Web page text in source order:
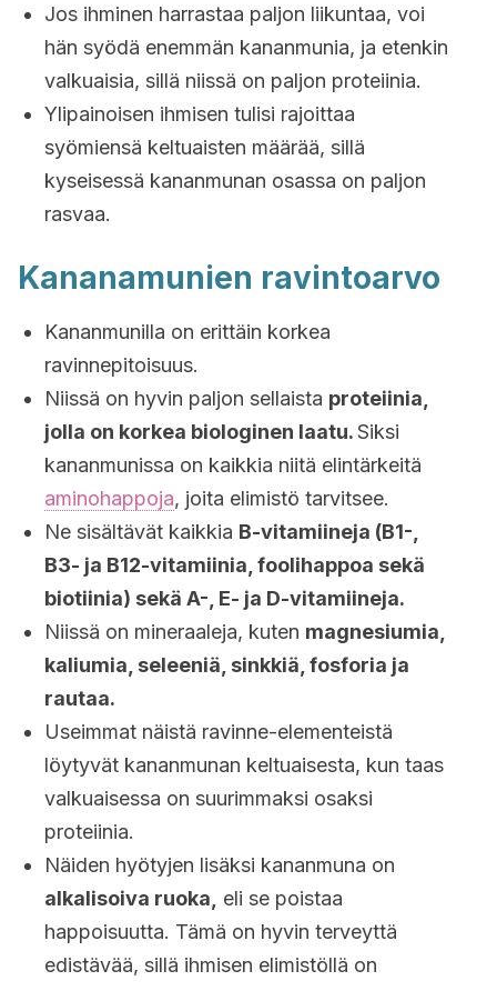
Jos ihminen harrastaa paljon liikuntaa, voi
hän syödä enemmän kananmunia, ja etenkin
valkuaisia, sillä niissä on paljon proteiinia.
Ylipainoisen ihmisen tulisi rajoittaa
syömiensä keltuaisten määrää, sillä
kyseisessä kananmunan osassa on paljon
rasvaa.
Kananamunien ravintoarvo
Kananmunilla on erittäin korkea
ravinnepitoisuus.
Niissä on hyvin paljon sellaista proteiinia,
jolla on korkea biologinen laatu.Siksi
kananmunissa on kaikkia niitä elintärkeitä
aminohappoja, joita elimistö tarvitsee.
Ne sisältävät kaikkia B-vitamiineja (B1-,
B3- ja B12-vitamiinia, foolihappoa sekä
biotiinia) sekä A-, E- ja D-vitamiineja.
Niissä on mineraaleja, kuten magnesiumia,
kaliumia, seleeniä, sinkkiä, fosforia ja
rautaa.
Useimmat näistä ravinne-elementeistä
löytyvät kananmunan keltuaisesta, kun taas
valkuaisessa on suurimmaksi osaksi
proteiinia.
Näiden hyötyjen lisäksi kananmuna on
alkalisoiva ruoka,
eli se poistaa
happoisuutta. Tämä on hyvin terveyttä
edistävää, sillä ihmisen elimistöllä on